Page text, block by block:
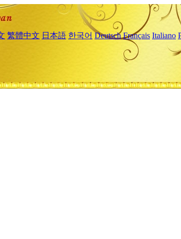
繁體中文 日本語 한국어 Deutsch Français Italiano